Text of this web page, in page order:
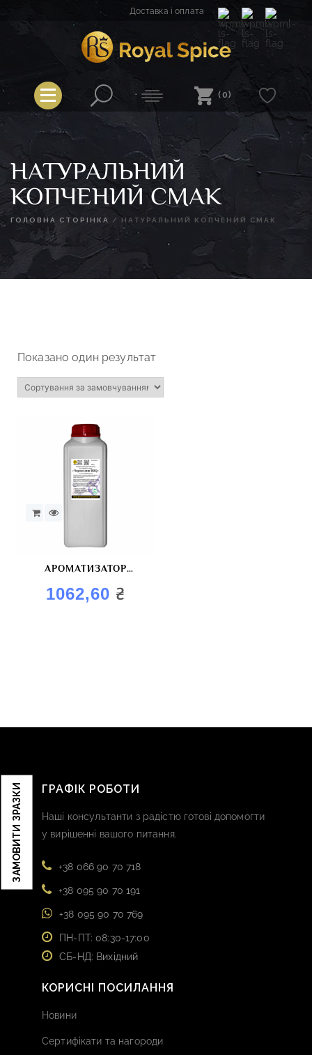
ЗАМОВИТИ ЗРАЗКИ
Доставка і оплата
Royal Spice
(0)
НАТУРАЛЬНИЙ
КОПЧЕНИЙ СМАК
ГОЛОВНА СТОРІНКА / НАТУРАЛЬНИЙ КОПЧЕНИЙ СМАК
Показано один результат
АРОМАТИЗАТОР
“КОПЧЕНИЙ
ЧОРНОСЛИВ”
1062,60 ₴
ГРАФІК РОБОТИ
Наші консультанти з радістю готові допомогти
у вирішенні вашого питання.
+38 066 90 70 718
+38 095 90 70 191
+38 095 90 70 769
ПН-ПТ: 08:30-17:00
СБ-НД: Вихідний
КОРИСНІ ПОСИЛАННЯ
Новини
Сертифікати та нагороди